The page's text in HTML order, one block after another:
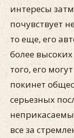
интересы
почувствует
то еще, его
более
того, его
покинет
серьезных
все за